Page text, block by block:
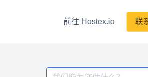
前往 Hostex.io 联
搜